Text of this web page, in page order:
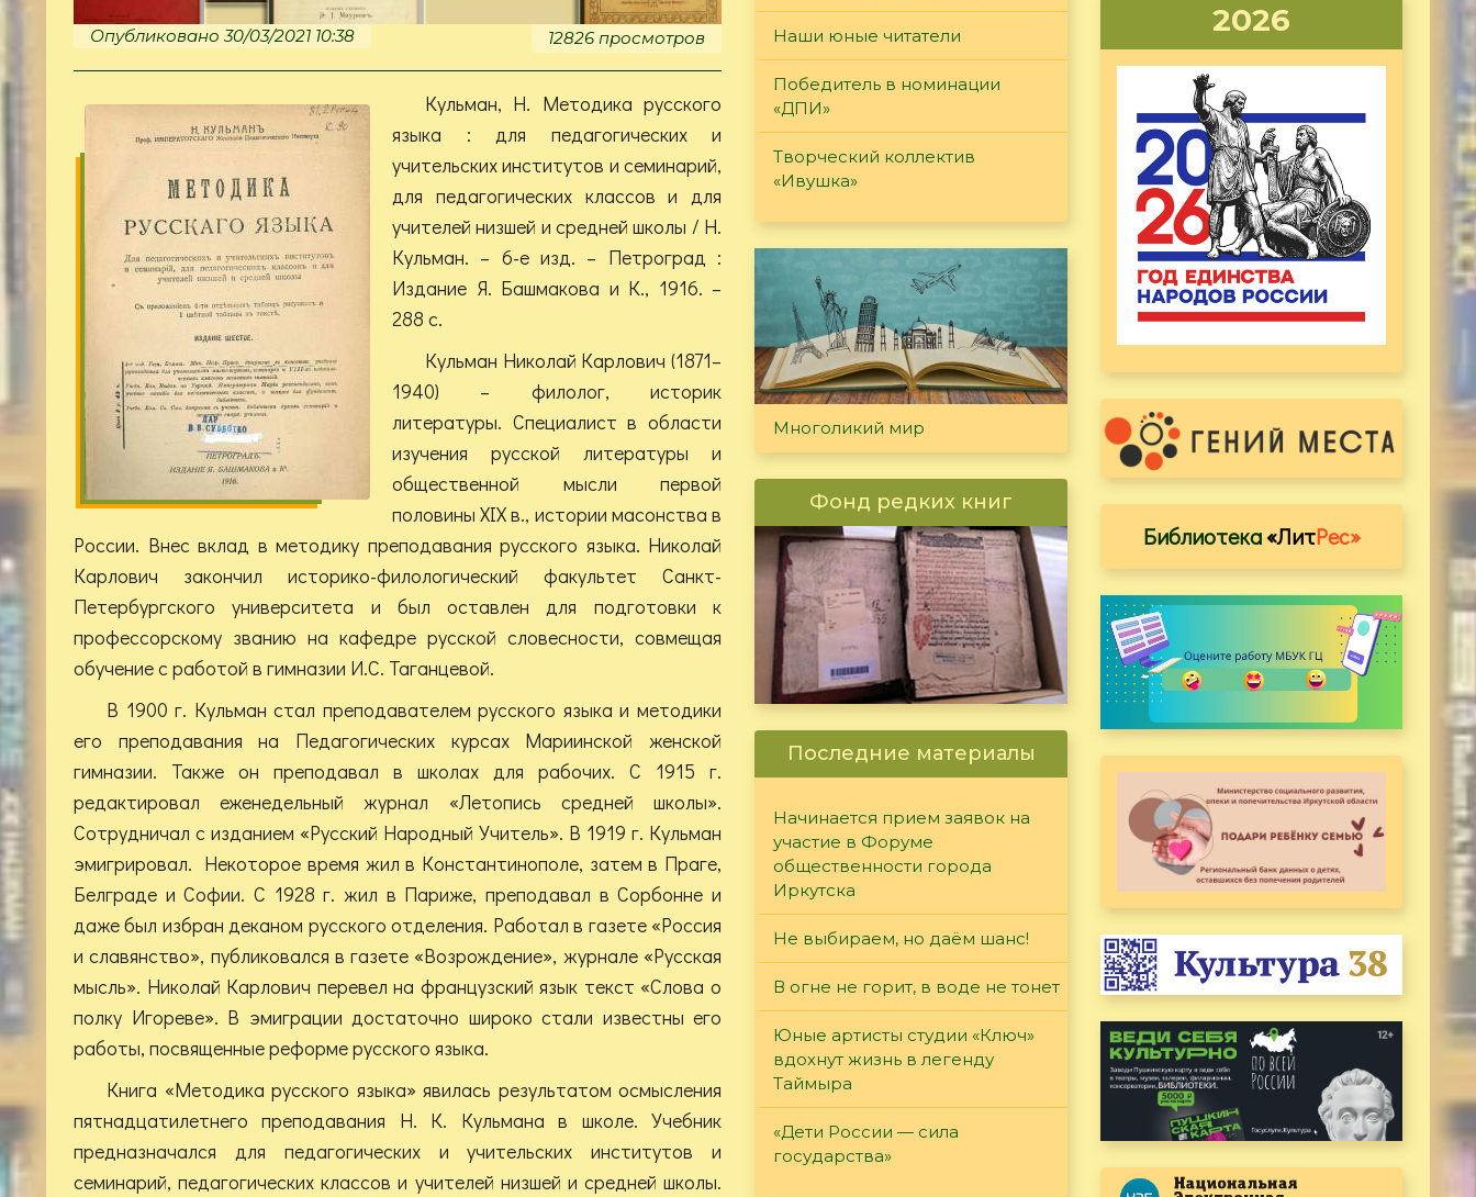
Опубликовано 30/03/2021 10:38 12826 просмотров
Кульман, Н. Методика русского
языка : для педагогических и
учительских институтов и семинарий,
для педагогических классов и для
учителей низшей и средней школы / Н.
Кульман. – 6-е изд. – Петроград :
Издание Я. Башмакова и К., 1916. –
288 с.
Кульман Николай Карлович (1871–
1940) – филолог, историк
литературы. Специалист в области
изучения русской литературы и
общественной мысли первой
половины XIX в., истории масонства в
России. Внес вклад в методику преподавания русского языка. Николай
Карлович закончил историко-филологический факультет Санкт-
Петербургского университета и был оставлен для подготовки к
профессорскому званию на кафедре русской словесности, совмещая
обучение с работой в гимназии И.С. Таганцевой.
В 1900 г. Кульман стал преподавателем русского языка и методики
его преподавания на Педагогических курсах Мариинской женской
гимназии. Также он преподавал в школах для рабочих. С 1915 г.
редактировал еженедельный журнал «Летопись средней школы».
Сотрудничал с изданием «Русский Народный Учитель». В 1919 г. Кульман
эмигрировал. Некоторое время жил в Константинополе, затем в Праге,
Белграде и Софии. С 1928 г. жил в Париже, преподавал в Сорбонне и
даже был избран деканом русского отделения. Работал в газете «Россия
и славянство», публиковался в газете «Возрождение», журнале «Русская
мысль». Николай Карлович перевел на французский язык текст «Слова о
полку Игореве». В эмиграции достаточно широко стали известны его
работы, посвященные реформе русского языка.
Книга «Методика русского языка» явилась результатом осмысления
пятнадцатилетнего преподавания Н. К. Кульмана в школе. Учебник
предназначался для педагогических и учительских институтов и
семинарий, педагогических классов и учителей низшей и средней школы.
Наши юные читатели
Победитель в номинации
«ДПИ»
Творческий коллектив
«Ивушка»
Многоликий мир
Фонд редких книг
Последние материалы
Начинается прием заявок на
участие в Форуме
общественности города
Иркутска
Не выбираем, но даём шанс!
В огне не горит, в воде не тонет
Юные артисты студии «Ключ»
вдохнут жизнь в легенду
Таймыра
«Дети России — сила
государства»
2026
Библиотека«ЛитРес»